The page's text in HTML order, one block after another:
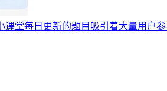
堂每日更新的题目吸引着大量用户